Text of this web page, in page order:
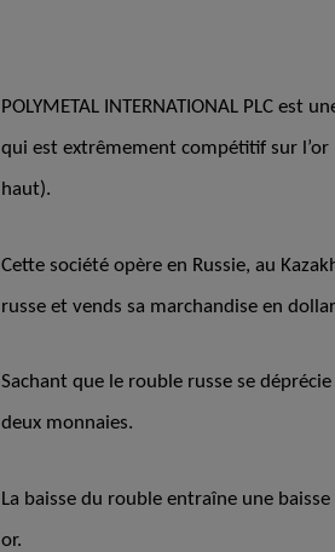
POLYMETAL INTERNATIONAL PLC
qui est extrêmement compétitif sur
haut).
Cette société opère en Russie, au
russe et vends sa marchandise en
Sachant que le rouble russe se
deux monnaies.
La baisse du rouble entraîne une
or.